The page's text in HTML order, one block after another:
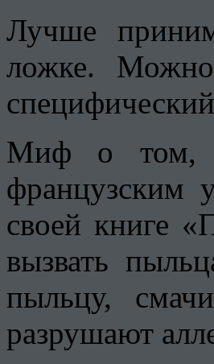
Лучше
ложке.
Миф о том,
французским
своей книге
вызвать
пыльцу,
разрушают